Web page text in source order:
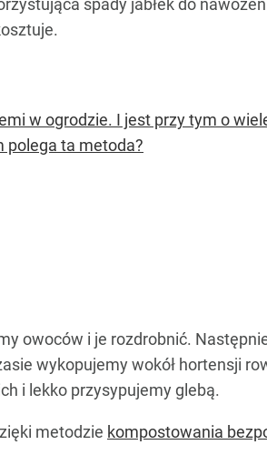
spady jabłek do
w ogrodzie. I jest przy tym o
polega ta metoda?
owoców i je rozdrobnić.
wykopujemy wokół hortensji
i lekko przysypujemy glebą.
metodzie kompostowania